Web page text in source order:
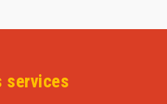
services